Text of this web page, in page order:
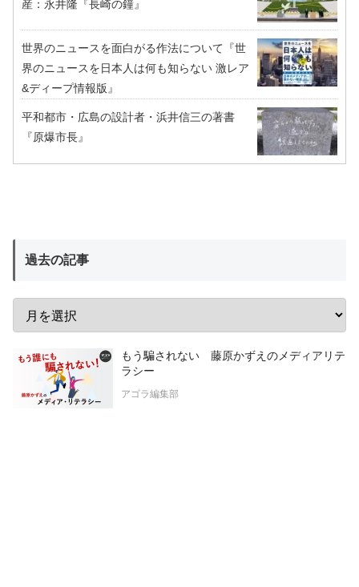
産：永井隆『長崎の鐘』
世界のニュースを面白がる作法について『世
界のニュースを日本人は何も知らない 激レア
&ディープ情報版』
平和都市・広島の設計者・浜井信三の著書
『原爆市長』
過去の記事
もう騙されない 藤原かずえのメディアリテ
ラシー
アゴラ編集部